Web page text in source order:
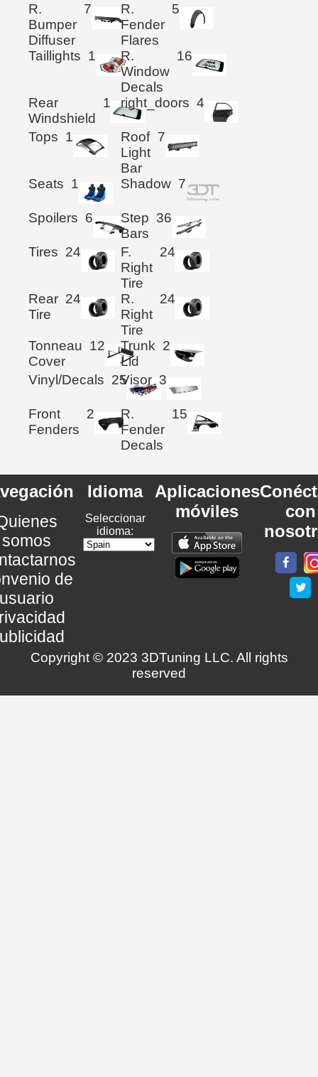
R.
Bumper
Diffuser
7
R.
Fender
Flares
5
Taillights 1
R.
Window
Decals
16
Rear
Windshield
1 right_doors 4
Tops 1
Roof
Light
Bar
7
Seats 1 Shadow 7
Spoilers 6
Step
Bars
36
Tires 24
F.
Right
Tire
24
Rear
Tire
24
R.
Right
Tire
24
Tonneau
Cover
12
Trunk
Lid
2
Vinyl/Decals 25Visor 3
Front
Fenders
2
R.
Fender
Decals
15
somos
de
Idioma
Seleccionar
idioma:
Aplicaciones
móviles
con
Copyright © 2023 3DTuning LLC. All rights
reserved